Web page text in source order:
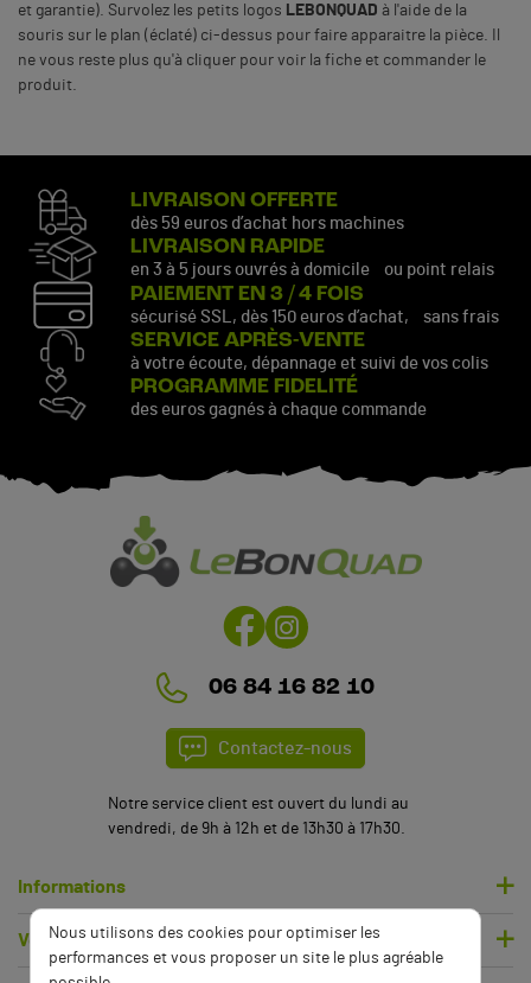
et garantie). Survolez les petits logos LEBONQUAD à l'aide de la
souris sur le plan (éclaté) ci-dessus pour faire apparaitre la pièce. Il
ne vous reste plus qu'à cliquer pour voir la fiche et commander le
produit.
LIVRAISON OFFERTE
dès 59 euros d’achat hors machines
LIVRAISON RAPIDE
en 3 à 5 jours ouvrés à domicile ou point relais
PAIEMENT EN 3 / 4 FOIS
sécurisé SSL, dès 150 euros d’achat, sans frais
SERVICE APRÈS-VENTE
à votre écoute, dépannage et suivi de vos colis
PROGRAMME FIDELITÉ
des euros gagnés à chaque commande
06 84 16 82 10
Contactez-nous
Notre service client est ouvert du lundi au
vendredi, de 9h à 12h et de 13h30 à 17h30.
Informations
Votre compte
Nous utilisons des cookies pour optimiser les
performances et vous proposer un site le plus agréable